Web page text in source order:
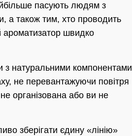
пасують людям з
а також тим, хто проводить
ароматизатор швидко
з натуральними компонентами
не перевантажуючи повітря
організована або ви не
зберігати єдину «лінію»